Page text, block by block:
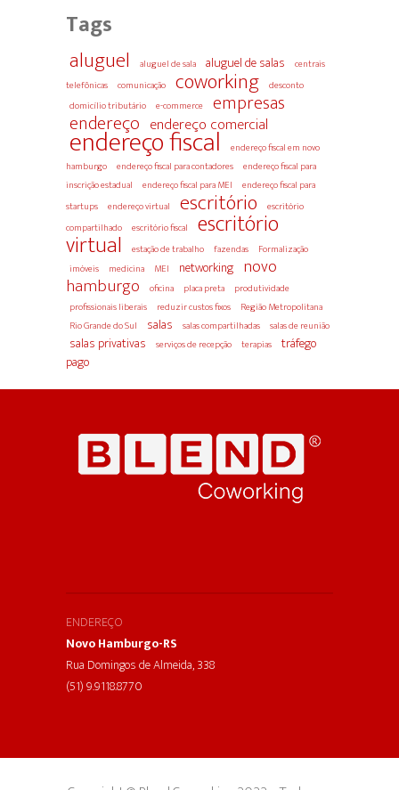
Tags
aluguel aluguel de sala aluguel de salas
centrais
telefônicas
comunicação coworking
desconto
domicílio tributário
e-commerce empresas
endereço endereço comercial
endereço fiscal
endereço fiscal em novo
hamburgo
endereço fiscal para contadores
endereço fiscal para
inscrição estadual
endereço fiscal para MEI
endereço fiscal para
startups
endereço virtual escritório
escritório
compartilhado
escritório fiscal escritório
virtual estação de trabalho fazendas
Formalização
imóveis
medicina MEI networking novo
hamburgo oficina placa preta
produtividade
profissionais liberais
reduzir custos fixos
Região Metropolitana
Rio Grande do Sul
salas salas compartilhadas salas de reunião
salas privativas serviços de recepção terapias
tráfego
pago
ENDEREÇO
Novo Hamburgo-RS
Rua Domingos de Almeida, 338
(51) 9.9118.8770